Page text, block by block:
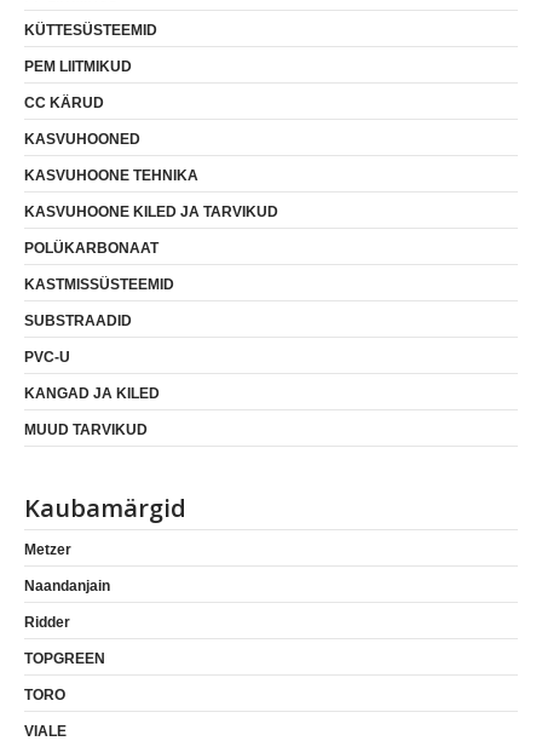
KÜTTESÜSTEEMID
PEM LIITMIKUD
CC KÄRUD
KASVUHOONED
KASVUHOONE TEHNIKA
KASVUHOONE KILED JA TARVIKUD
POLÜKARBONAAT
KASTMISSÜSTEEMID
SUBSTRAADID
PVC-U
KANGAD JA KILED
MUUD TARVIKUD
Kaubamärgid
Metzer
Naandanjain
Ridder
TOPGREEN
TORO
VIALE